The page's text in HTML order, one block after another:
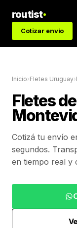
routist
Cotizar envío
Inicio›Fletes Uruguay›
Fletes de
Cotizá tu envío
segundos.
en tiempo real y